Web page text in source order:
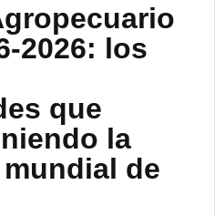
2026: los
que
la
de